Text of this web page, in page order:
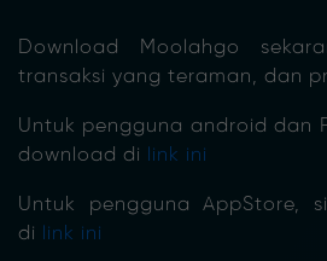
Download Moolahgo
transaksi yang teraman, dan
Untuk pengguna android dan
download di
link ini
Untuk pengguna AppStore,
di
link ini